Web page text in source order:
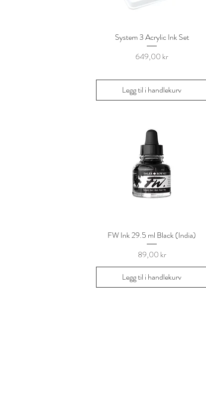
Hurtigvisning
System 3 Acrylic Ink Set
Pris
649,00 kr
Legg til i handlekurv
Hurtigvisning
FW Ink 29.5 ml Black (India)
Pris
89,00 kr
Legg til i handlekurv